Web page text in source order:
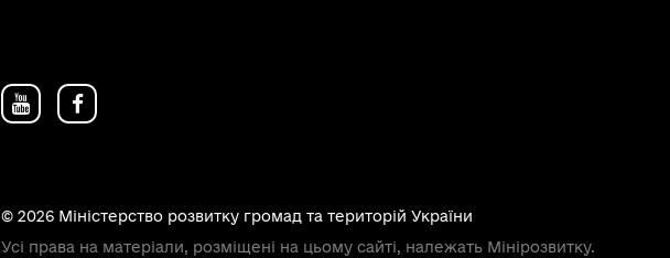
© 2026 Міністерство розвитку громад та територій України
Усі права на матеріали, розміщені на цьому сайті, належать Мінірозвитку.